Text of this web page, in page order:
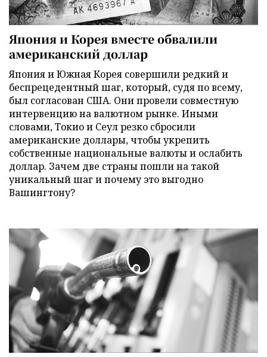
Япония и Корея вместе обвалили
американский доллар
Япония и Южная Корея совершили редкий и
беспрецедентный шаг, который, судя по всему,
был согласован США. Они провели совместную
интервенцию на валютном рынке. Иными
словами, Токио и Сеул резко сбросили
американские доллары, чтобы укрепить
собственные национальные валюты и ослабить
доллар. Зачем две страны пошли на такой
уникальный шаг и почему это выгодно
Вашингтону?